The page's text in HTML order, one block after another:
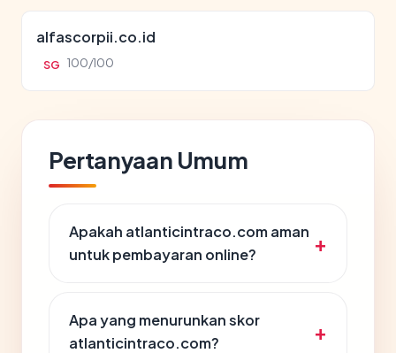
alfascorpii.co.id
SG 100/100
Pertanyaan Umum
Apakah atlanticintraco.com aman
untuk pembayaran online?
Apa yang menurunkan skor
atlanticintraco.com?